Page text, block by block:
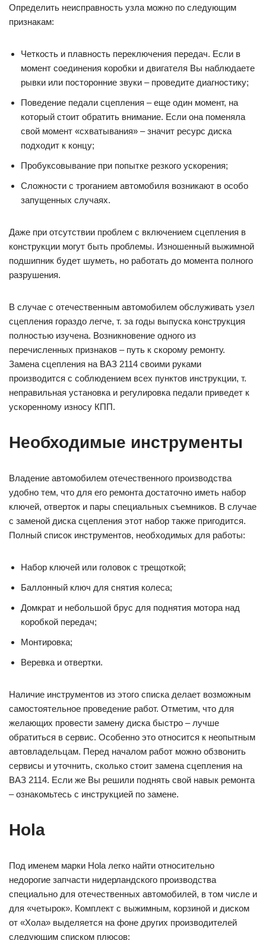
Определить неисправность узла можно по следующим
признакам:
Четкость и плавность переключения передач. Если в
момент соединения коробки и двигателя Вы наблюдаете
рывки или посторонние звуки – проведите диагностику;
Поведение педали сцепления – еще один момент, на
который стоит обратить внимание. Если она поменяла
свой момент «схватывания» – значит ресурс диска
подходит к концу;
Пробуксовывание при попытке резкого ускорения;
Сложности с троганием автомобиля возникают в особо
запущенных случаях.
Даже при отсутствии проблем с включением сцепления в
конструкции могут быть проблемы. Изношенный выжимной
подшипник будет шуметь, но работать до момента полного
разрушения.
В случае с отечественным автомобилем обслуживать узел
сцепления гораздо легче, т. за годы выпуска конструкция
полностью изучена. Возникновение одного из
перечисленных признаков – путь к скорому ремонту.
Замена сцепления на ВАЗ 2114 своими руками
производится с соблюдением всех пунктов инструкции, т.
неправильная установка и регулировка педали приведет к
ускоренному износу КПП.
Необходимые инструменты
Владение автомобилем отечественного производства
удобно тем, что для его ремонта достаточно иметь набор
ключей, отверток и пары специальных съемников. В случае
с заменой диска сцепления этот набор также пригодится.
Полный список инструментов, необходимых для работы:
Набор ключей или головок с трещоткой;
Баллонный ключ для снятия колеса;
Домкрат и небольшой брус для поднятия мотора над
коробкой передач;
Монтировка;
Веревка и отвертки.
Наличие инструментов из этого списка делает возможным
самостоятельное проведение работ. Отметим, что для
желающих провести замену диска быстро – лучше
обратиться в сервис. Особенно это относится к неопытным
автовладельцам. Перед началом работ можно обзвонить
сервисы и уточнить, сколько стоит замена сцепления на
ВАЗ 2114. Если же Вы решили поднять свой навык ремонта
– ознакомьтесь с инструкцией по замене.
Hola
Под именем марки Hola легко найти относительно
недорогие запчасти нидерландского производства
специально для отечественных автомобилей, в том числе и
для «четырок». Комплект с выжимным, корзиной и диском
от «Хола» выделяется на фоне других производителей
следующим списком плюсов: